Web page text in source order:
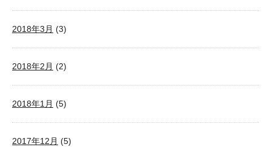
2018年3月 (3)
2018年2月 (2)
2018年1月 (5)
2017年12月 (5)